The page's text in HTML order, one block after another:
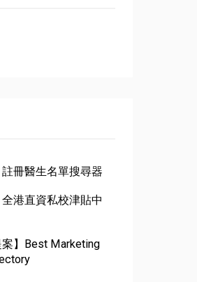
冊醫生名單搜尋器
港直資私校津貼中
】Best Marketing